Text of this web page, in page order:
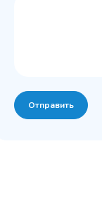
60 775 ₽
Отправить